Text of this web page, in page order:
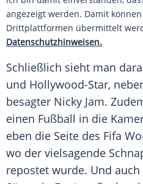
angezeigt werden. Damit
Drittplattformen übermittelt
Datenschutzhinweisen.
Schließlich sieht man
und Hollywood-Star,
besagter Nicky Jam.
einen Fußball in die
eben die Seite des Fifa
wo der vielsagende
repostet wurde. Und